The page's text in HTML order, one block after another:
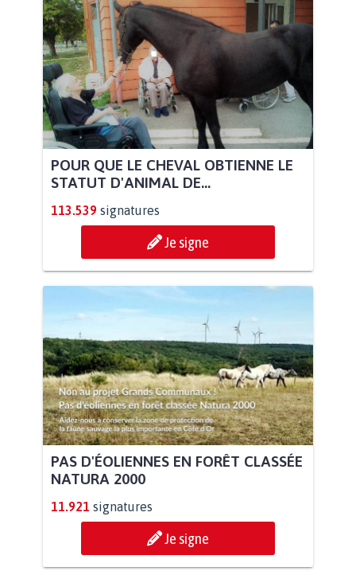
POUR QUE LE CHEVAL OBTIENNE LE
STATUT D'ANIMAL DE...
113.539 signatures
Je signe
PAS D'ÉOLIENNES EN FORÊT CLASSÉE
NATURA 2000
11.921 signatures
Je signe